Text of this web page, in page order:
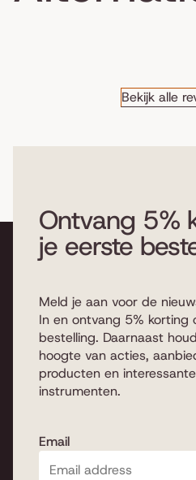
Bekijk alle
Ontvang 5%
je eerste
Meld je aan voor de
In en ontvang 5% korting
bestelling. Daarnaast
hoogte van acties,
producten en
instrumenten.
Email